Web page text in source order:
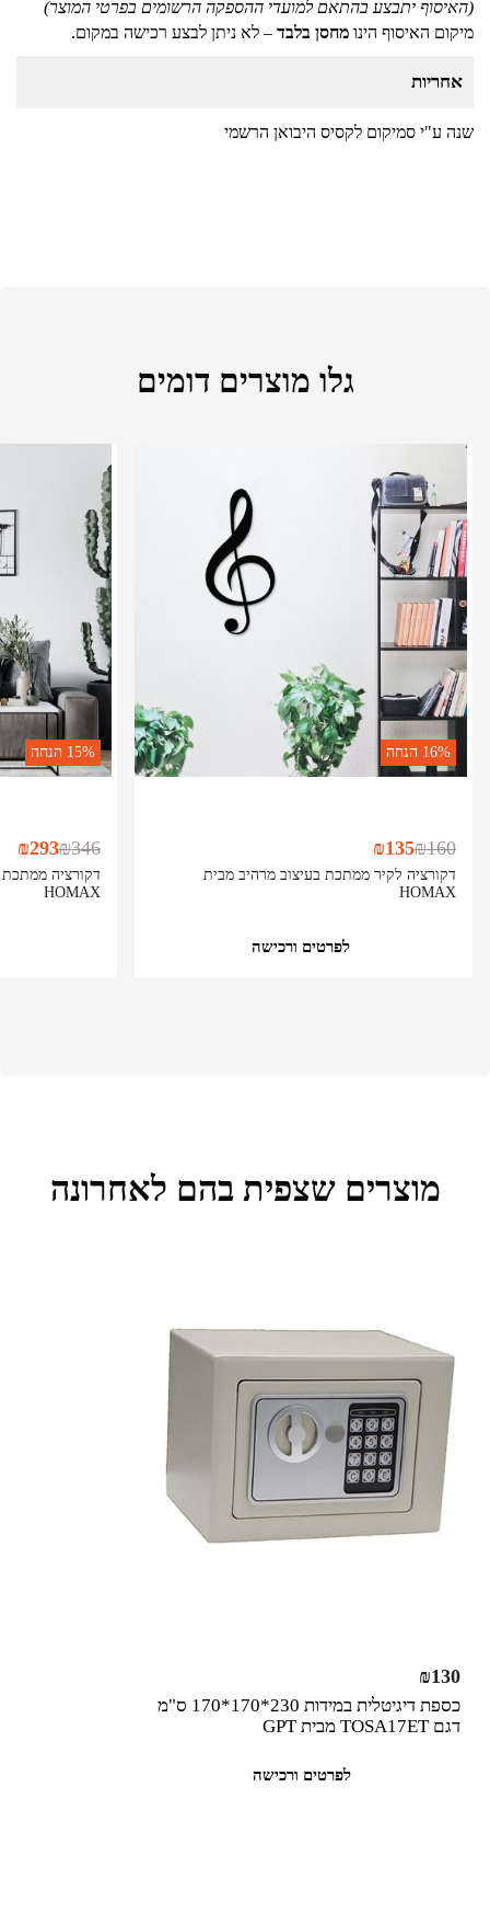
(האיסוף יתבצע בהתאם למועדי ההספקה הרשומים בפרטי המוצר)
מיקום האיסוף הינו מחסן בלבד – לא ניתן לבצע רכישה במקום.
אחריות
שנה ע"י סמיקום לקסיס היבואן הרשמי
גלו מוצרים דומים
16% הנחה
דקורציה לקיר ממתכת בעיצוב מרהיב מבית
HOMAX
₪160
₪135
לפרטים ורכישה
15% הנחה
דקורציה ממתכת
HOMAX
₪346
₪293
מוצרים שצפית בהם לאחרונה
כספת דיגיטלית במידות 230*170*170 ס"מ
דגם TOSA17ET מבית GPT
₪130
לפרטים ורכישה